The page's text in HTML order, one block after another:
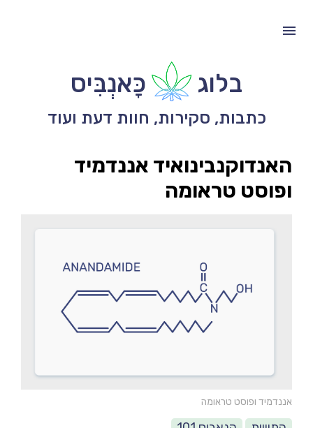
בלוג כָּאנְבִּיס
כתבות, סקירות, חוות דעת ועוד
האנדוקנבינואיד אננדמיד
ופוסט טראומה
אננדמיד ופוסט טראומה